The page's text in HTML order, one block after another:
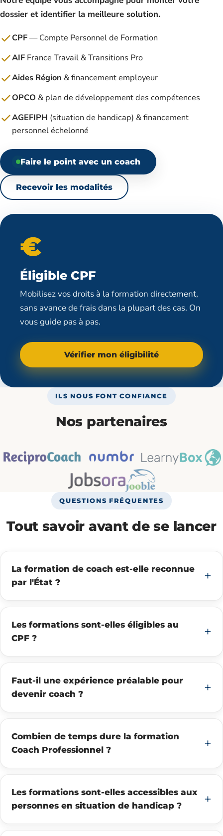
dossier et identifier la meilleure solution.
CPF— Compte Personnel de Formation
AIF France Travail & Transitions Pro
Aides Région & financement employeur
OPCO & plan de développement des compétences
AGEFIPH (situation de handicap) & financement
personnel échelonné
Faire le point avec un coach
Recevoir les modalités
€
Éligible CPF
Mobilisez vos droits à la formation directement,
sans avance de frais dans la plupart des cas. On
vous guide pas à pas.
Vérifier mon éligibilité
ILS NOUS FONT CONFIANCE
Nos partenaires
QUESTIONS FRÉQUENTES
Tout savoir avant de se lancer
La formation de coach est-elle reconnue
par l'État ?
Les formations sont-elles éligibles au
CPF ?
Faut-il une expérience préalable pour
devenir coach ?
Combien de temps dure la formation
Coach Professionnel ?
Les formations sont-elles accessibles aux
personnes en situation de handicap ?